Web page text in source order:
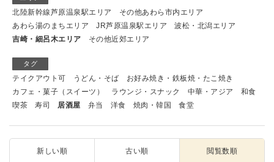
北陸新幹線芦原温泉駅エリア
その他あわら市内エリア
あわら湯のまちエリア
JR芦原温泉駅エリア
波松・北潟エリア
吉崎・細呂木エリア
その他近郊エリア
タグ
テイクアウト可 うどん・そば
お好み焼き・鉄板焼・たこ焼き
カフェ・菓子（スイーツ）
ラウンジ・スナック 中華・アジア
和食
喫茶
寿司 居酒屋 弁当 洋食 焼肉・韓国 食堂
新しい順 古い順 閲覧数順